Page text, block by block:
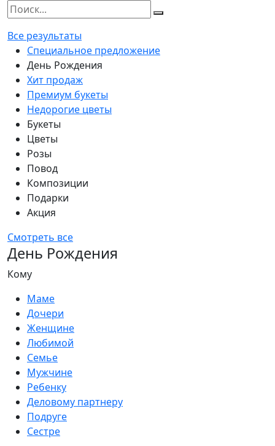
Все результаты
Специальное предложение
День Рождения
Хит продаж
Премиум букеты
Недорогие цветы
Букеты
Цветы
Розы
Повод
Композиции
Подарки
Акция
Смотреть все
День Рождения
Кому
Маме
Дочери
Женщине
Любимой
Семье
Мужчине
Ребенку
Деловому партнеру
Подруге
Сестре